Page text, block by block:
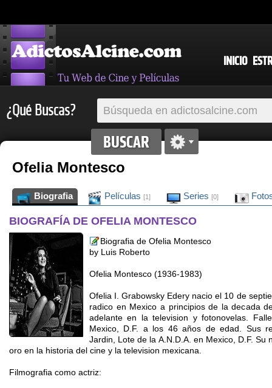
INICIO
¿Qué Buscas?
Ofelia Montesco
Biografia Películas [1] Series [0]
BIOGRAFÍA DE OFELIA MONTESCO
Biografia de Ofelia Montesco
by Luis Roberto
Ofelia Montesco (1936-1983)
Ofelia I. Grabowsky Edery nacio el 10 de
radico en Mexico a principios de la decada
adelante en la television y fotonovelas.
Mexico, D.F. a los 46 años de edad. Sus
Jardin, Lote de la A.N.D.A. en Mexico, D.F.
oro en la historia del cine y la television mexicana.
Filmografia como actriz: